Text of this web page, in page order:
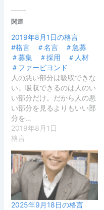
関連
2019年8月1日の格言
#格言 ＃名言 ＃急募
＃募集 ＃採用 ＃人材
＃ファービヨンド
人の悪い部分は吸収できな
い。吸収できるのは人のい
い部分だけ。だから人の悪
い部分を見るよりもいい部
分を…
2019年8月1日
格言
2025年9月18日の格言